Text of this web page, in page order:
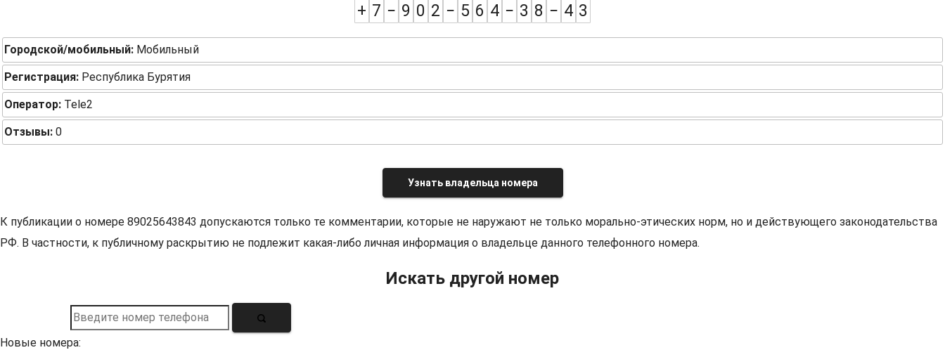
+ 7 − 9 0 2 − 5 6 4 − 3 8 − 4 3
Городской/мобильный: Мобильный
Регистрация: Республика Бурятия
Оператор: Tele2
Отзывы: 0
Узнать владельца номера
К публикации о номере 89025643843 допускаются только те комментарии, которые не наружают не только морально-этических норм, но и действующего законодательства
РФ. В частности, к публичному раскрытию не подлежит какая-либо личная информация о владельце данного телефонного номера.
Искать другой номер
Новые номера: